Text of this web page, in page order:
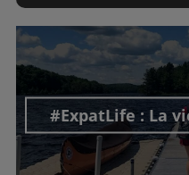
#ExpatLife : La